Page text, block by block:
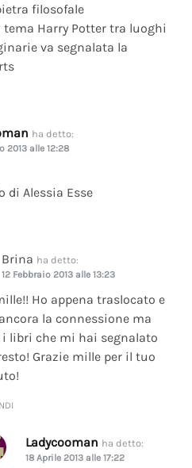
filosofale
Harry Potter tra luoghi
va segnalata la
ha detto:
2013 alle 12:28
di Alessia Esse
Brina ha detto:
12 Febbraio 2013 alle 13:23
Ho appena traslocato e
la connessione ma
libri che mi hai segnalato
Grazie mille per il tuo
Ladycooman ha detto:
18 Aprile 2013 alle 17:22